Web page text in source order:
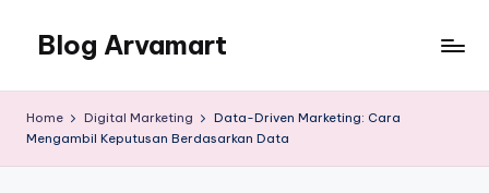
content
Blog Arvamart
tips
Home Digital Marketing
Data-Driven Marketing: Cara
Mengambil Keputusan Berdasarkan Data